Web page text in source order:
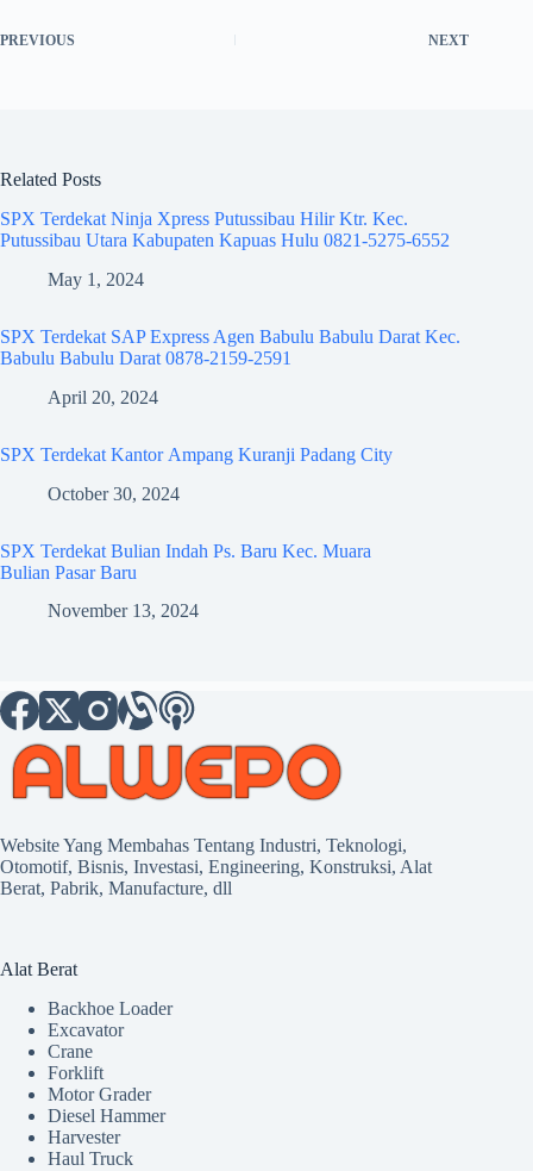
PREVIOUS NEXT
Related Posts
SPX Terdekat Ninja Xpress Putussibau Hilir Ktr. Kec.
Putussibau Utara Kabupaten Kapuas Hulu 0821-5275-6552
May 1, 2024
SPX Terdekat SAP Express Agen Babulu Babulu Darat Kec.
Babulu Babulu Darat 0878-2159-2591
April 20, 2024
SPX Terdekat Kantor Ampang Kuranji Padang City
October 30, 2024
SPX Terdekat Bulian Indah Ps. Baru Kec. Muara
Bulian Pasar Baru
November 13, 2024
Website Yang Membahas Tentang Industri, Teknologi,
Otomotif, Bisnis, Investasi, Engineering, Konstruksi, Alat
Berat, Pabrik, Manufacture, dll
Alat Berat
Backhoe Loader
Excavator
Crane
Forklift
Motor Grader
Diesel Hammer
Harvester
Haul Truck